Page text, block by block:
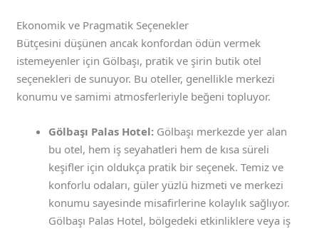
Ekonomik ve Pragmatik Seçenekler
Bütçesini düşünen ancak konfordan ödün vermek
istemeyenler için Gölbaşı, pratik ve şirin butik otel
seçenekleri de sunuyor. Bu oteller, genellikle merkezi
konumu ve samimi atmosferleriyle beğeni topluyor.
Gölbaşı Palas Hotel: Gölbaşı merkezde yer alan
bu otel, hem iş seyahatleri hem de kısa süreli
keşifler için oldukça pratik bir seçenek. Temiz ve
konforlu odaları, güler yüzlü hizmeti ve merkezi
konumu sayesinde misafirlerine kolaylık sağlıyor.
Gölbaşı Palas Hotel, bölgedeki etkinliklere veya iş